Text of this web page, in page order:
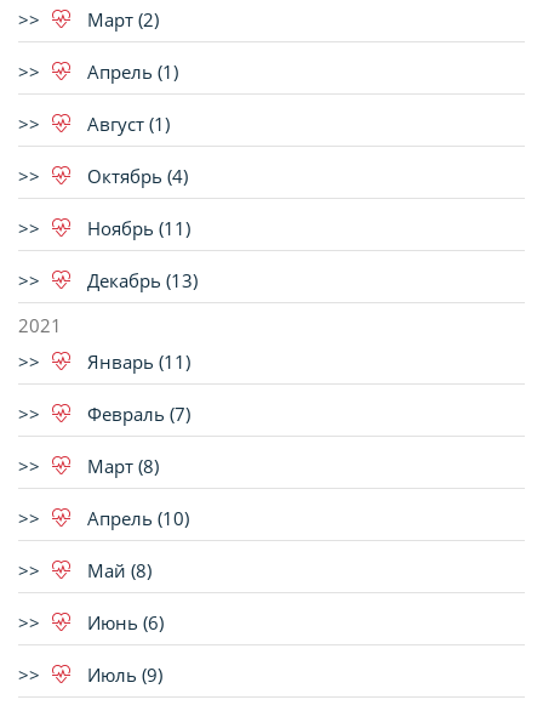
Март (2)
Апрель (1)
Август (1)
Октябрь (4)
Ноябрь (11)
Декабрь (13)
2021
Январь (11)
Февраль (7)
Март (8)
Апрель (10)
Май (8)
Июнь (6)
Июль (9)